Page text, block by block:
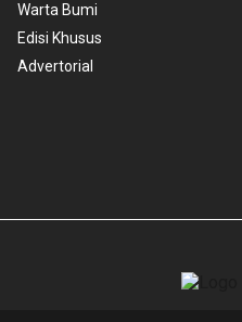
Warta Bumi
Edisi Khusus
Advertorial